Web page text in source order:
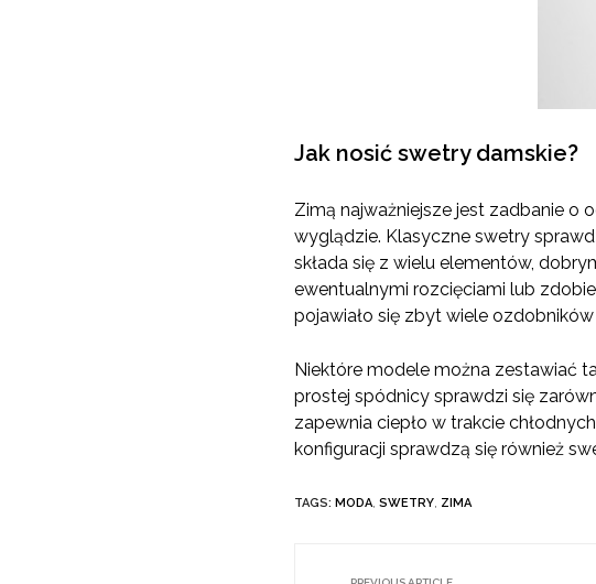
Jak nosić swetry damskie?
Zimą najważniejsze jest zadbanie o
wyglądzie. Klasyczne swetry
składa się z wielu elementów,
ewentualnymi rozcięciami lub
pojawiało się zbyt wiele
Niektóre modele można zestawiać
prostej spódnicy sprawdzi się
zapewnia ciepło w trakcie
konfiguracji sprawdzą się również
TAGS: MODA, SWETRY, ZIMA